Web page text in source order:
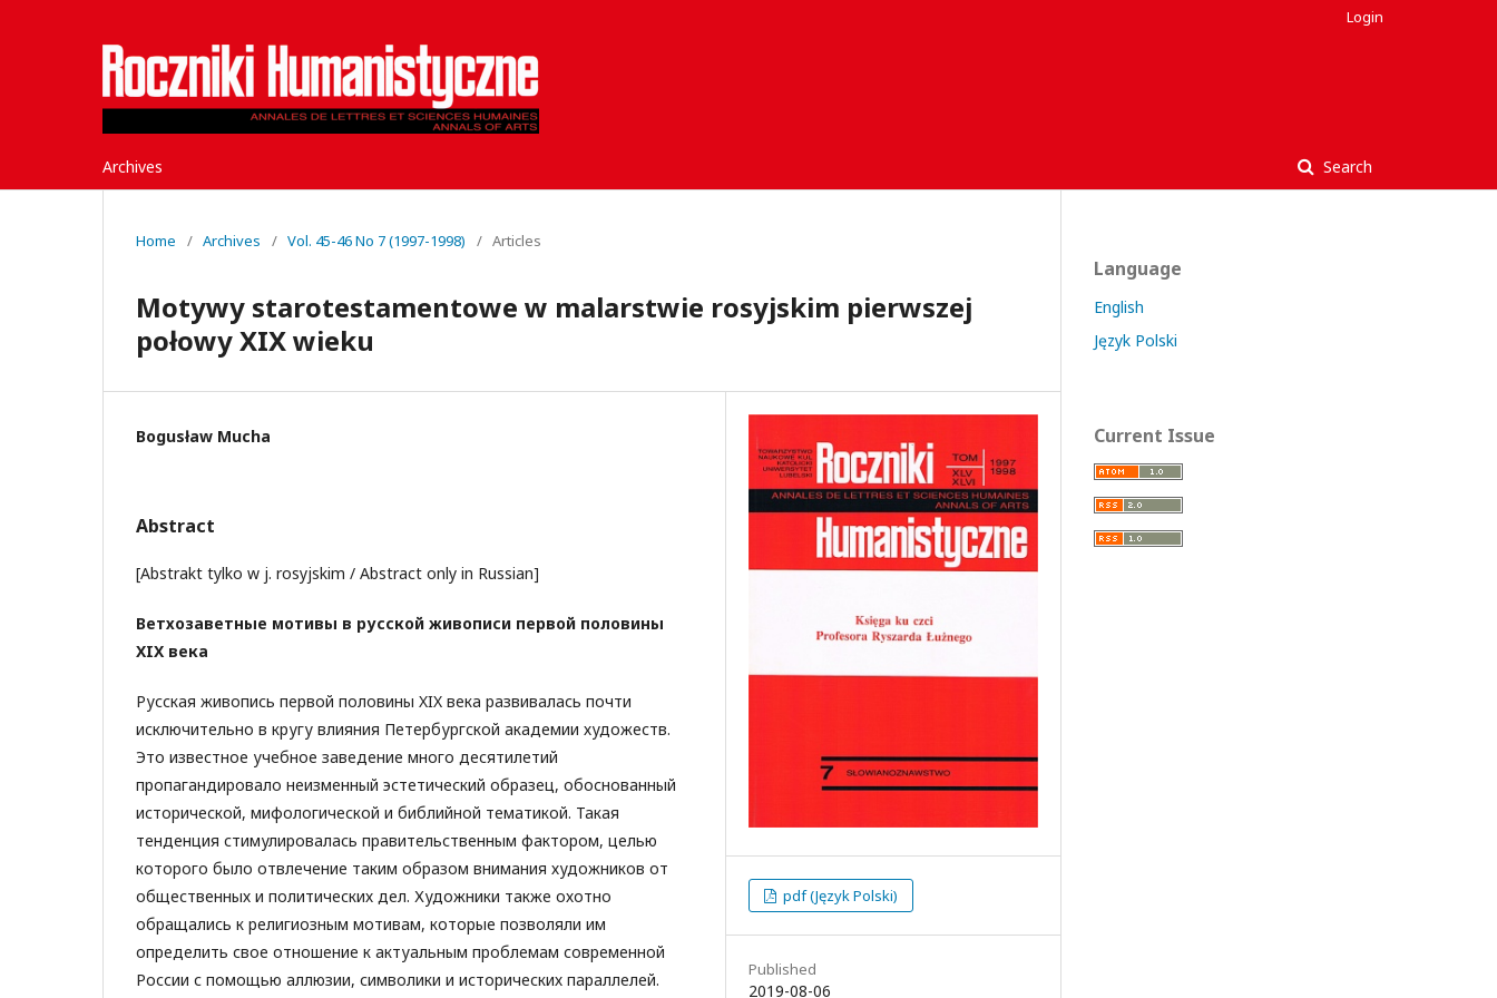
Archives Search
Login
Home / Archives / Vol. 45-46 No 7 (1997-1998) / Articles
Motywy starotestamentowe w malarstwie rosyjskim pierwszej
połowy XIX wieku
Bogusław Mucha
Abstract
[Abstrakt tylko w j. rosyjskim / Abstract only in Russian]
Ветхозаветные мотивы в русской живописи первой половины
XIX века
Русская живопись первой половины XIX века развивалась почти
исключительно в кругу влияния Петербургской академии художеств.
Это известное учебное заведение много десятилетий
пропагандировало неизменный эстетический образец, обоснованный
исторической, мифологической и библийной тематикой. Такая
тенденция стимулировалась правительственным фактором, целью
которого было отвлечение таким образом внимания художников от
общественных и политических дел. Художники также охотно
обращались к религиозным мотивам, которые позволяли им
определить свое отношение к актуальным проблемам современной
России с помощью аллюзии, символики и исторических параллелей.
pdf (Język Polski)
Published
2019-08-06
Language
English
Język Polski
Current Issue